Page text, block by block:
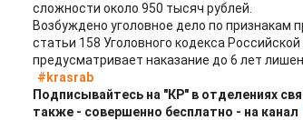
сложности около 950 тысяч рублей.
Возбуждено уголовное дело по признакам
статьи 158 Уголовного кодекса
предусматривает наказание до 6 лет
#krasrab
Подписывайтесь на "КР" в отделениях
также - совершенно бесплатно - на канал